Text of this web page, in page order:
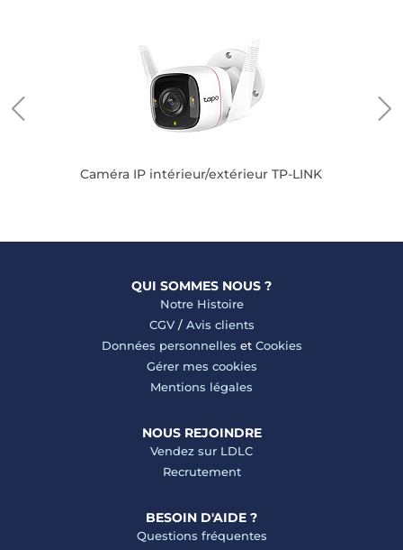
Caméra IP intérieur/extérieur TP-LINK
QUI SOMMES NOUS ?
Notre Histoire
CGV/ Avis clients
Données personnelles et Cookies
Gérer mes cookies
Mentions légales
NOUS REJOINDRE
Vendez sur LDLC
Recrutement
BESOIN D'AIDE ?
Questions fréquentes